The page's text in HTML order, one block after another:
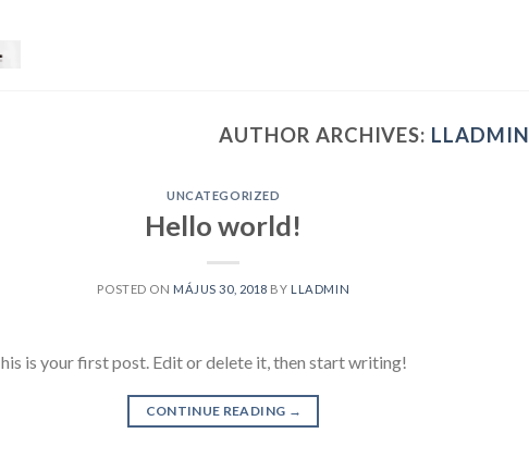
AUTHOR ARCHIVES: LLADMIN
UNCATEGORIZED
Hello world!
POSTED ON MÁJUS 30, 2018 BY LLADMIN
is your first post. Edit or delete it, then start writing!
CONTINUE READING →